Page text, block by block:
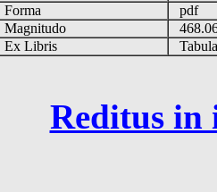
Forma
pdf
Magnitudo
Ex Libris
Reditus in